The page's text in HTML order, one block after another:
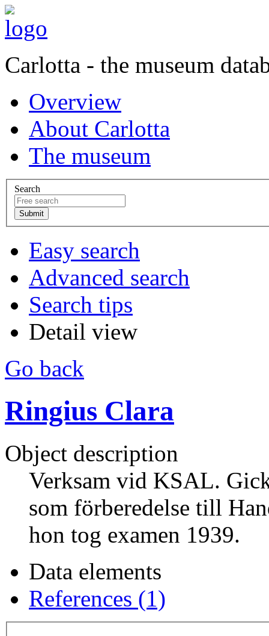
Carlotta - the museum
Overview
About Carlotta
The museum
Search
Easy search
Advanced search
Search tips
Detail view
Go back
Ringius Clara
Object description
Verksam vid KSAL.
som förberedelse till
hon tog examen 1939.
Data elements
References (1)